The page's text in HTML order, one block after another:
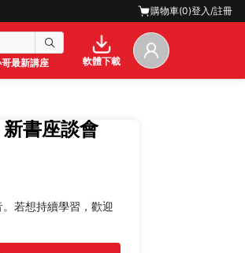
購物車(0)登入/註冊
最新講座 軟體下載
書座談會
若想持續學習，歡迎